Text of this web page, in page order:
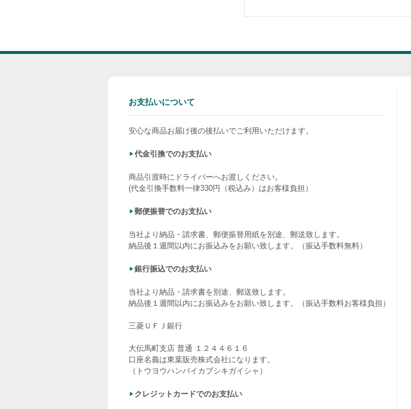
お支払いについて
安心な商品お届け後の後払いでご利用いただけます。
代金引換でのお支払い
商品引渡時にドライバーへお渡しください。
(代金引換手数料一律330円（税込み）はお客様負担）
郵便振替でのお支払い
当社より納品・請求書、郵便振替用紙を別途、郵送致します。
納品後１週間以内にお振込みをお願い致します。（振込手数料無料）
銀行振込でのお支払い
当社より納品・請求書を別途、郵送致します。
納品後１週間以内にお振込みをお願い致します。（振込手数料お客様負担）
三菱ＵＦＪ銀行
大伝馬町支店 普通 １２４４６１６
口座名義は東葉販売株式会社になります。
（トウヨウハンバイカブシキガイシャ）
クレジットカードでのお支払い